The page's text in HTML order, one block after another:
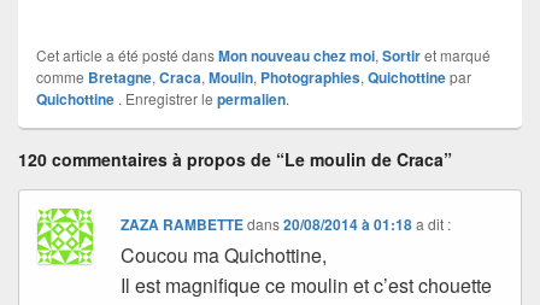
Cet article a été posté dansMon nouveau chez moi, Sortiret marqué
comme Bretagne, Craca, Moulin, Photographies, Quichottinepar
Quichottine . Enregistrer le permalien.
120 commentaires à propos de “Le moulin de Craca”
ZAZA RAMBETTEdans20/08/2014 à 01:18 a dit :
Coucou ma Quichottine,
Il est magnifique ce moulin et c’est chouette